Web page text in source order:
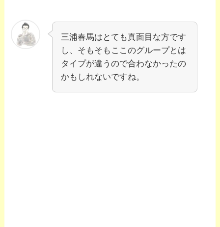
三浦春馬はとても真面目な方です
し、そもそもここのグループとは
タイプが違うので合わなかったの
かもしれないですね。